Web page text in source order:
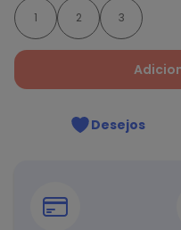
1 2 3
Desejos